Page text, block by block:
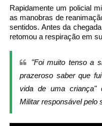
Rapidamente um policial
as manobras de
sentidos. Antes da
retomou a respiração em
"Foi muito tenso a
prazeroso saber que
vida de uma criança"
Militar responsável pelo